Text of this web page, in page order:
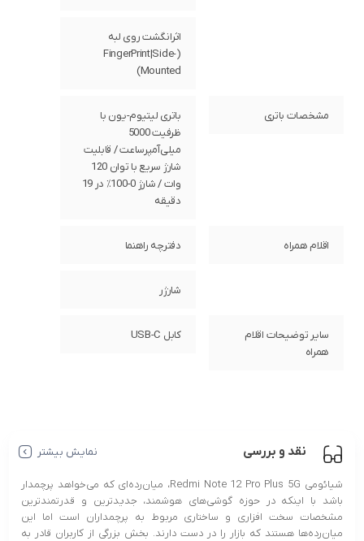
اثرانگشت روی لبه
(FingerPrint|Side-
Mounted)
مشخصات باتری
باتری لیتیوم‌-یون با
ظرفیت 5000
میلی‌آمپرساعت / قابلیت
شارژ سریع با توان 120
وات / شارژ 0-100٪ در 19
دقیقه
اقلام همراه دفترچه‌ راهنما
شارژر
سایر توضیحات اقلام
همراه
کابل USB-C
نقد و بررسی نمایش بیشتر
شیائومی Redmi Note 12 Pro Plus 5G، میان‌رده‌ای که می‌خواهد پرچمدار
باشد با اینکه در حوزه گوشی‌های هوشمند، جدیدترین و قدرتمندترین
مشخصات سخت افزاری و ساختاری مربوط به پرچمداران است اما این
میان‌رده‌ها هستند که بازار را در دست دارند. بخش بزرگی از کاربران قادر به